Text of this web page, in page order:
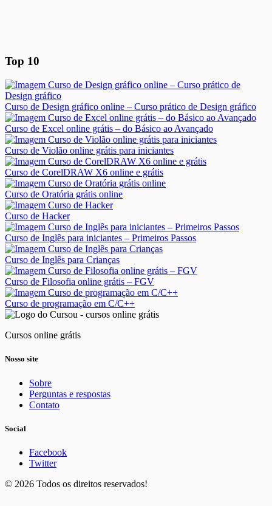
Top 10
Curso de Design gráfico online – Curso prático de Design gráfico
Curso de Excel online grátis – do Básico ao Avançado
Curso de Violão online grátis para iniciantes
Curso de CorelDRAW X6 online e grátis
Curso de Oratória grátis online
Curso de Hacker
Curso de Inglês para iniciantes – Primeiros Passos
Curso de Inglês para Crianças
Curso de Filosofia online grátis – FGV
Curso de programação em C/C++
Cursos online grátis
Nosso site
Sobre
Perguntas e respostas
Contato
Social
Facebook
Twitter
© 2026 Todos os direitos reservados!